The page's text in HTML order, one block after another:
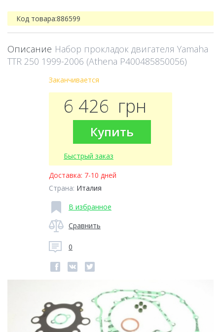
Код товара:886599
Описание Набор прокладок двигателя Yamaha
TTR 250 1999-2006 (Athena P400485850056)
Заканчивается
6 426 грн
Купить
Быстрый заказ
Доставка: 7-10 дней
Страна: Италия
В избранное
Сравнить
0